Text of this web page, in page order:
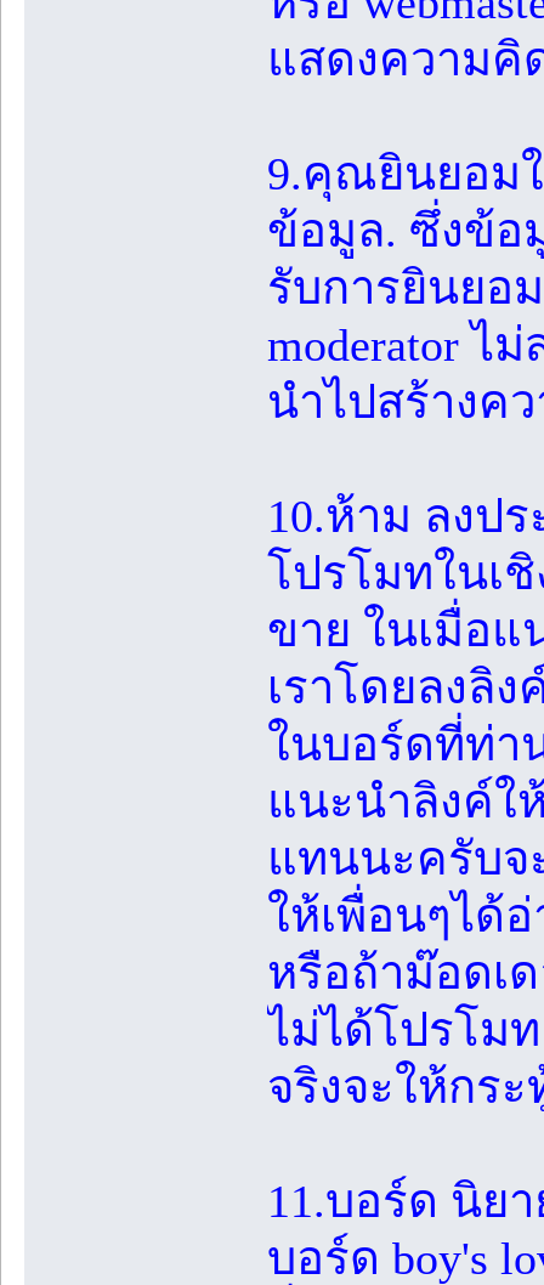
แสดงความคิ
9.คุณยินยอม
ข้อมูล. ซึ่งข้อ
รับการยินยอม
moderator ไ
นำไปสร้างค
10.ห้าม ลงป
โปรโมทในเ
ขาย ในเมื่อแ
เราโดยลงลิง
ในบอร์ดที่ท่า
แนะนำลิงค์ให้
แทนนะครับจ
ให้เพื่อนๆได้
หรือถ้าม๊อดเ
ไม่ได้โปรโม
จริงจะให้กร
11.บอร์ด นิย
บอร์ด boy's